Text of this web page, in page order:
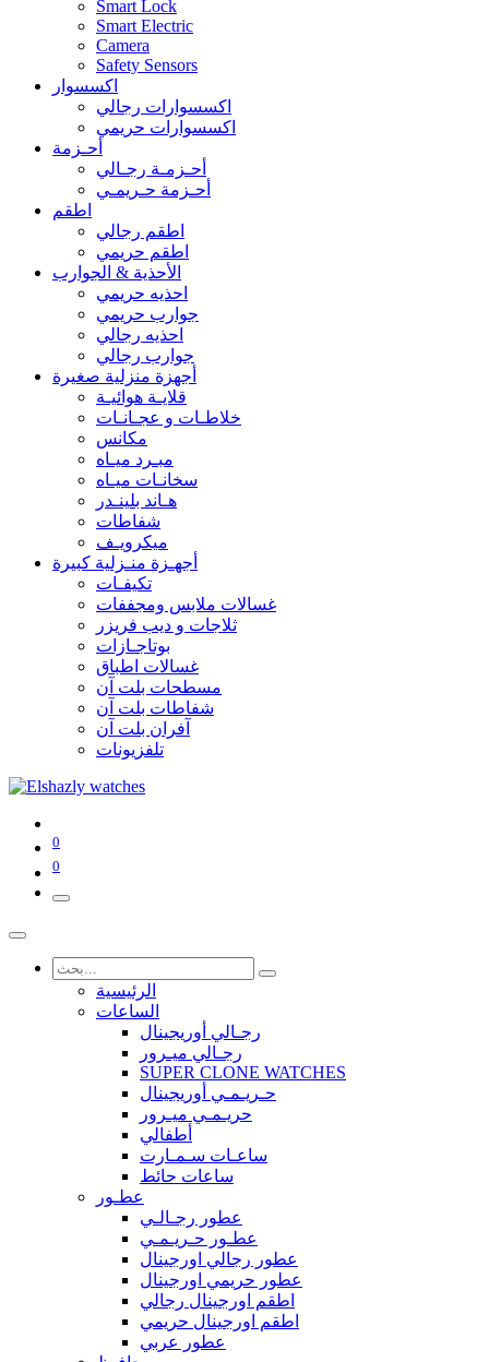
Smart Lock
Smart Electric
Camera
Safety Sensors
اكسسوار
اكسسوارات رجالي
اكسسوارات حريمي
أحـزمة
أحـزمـة رجـالي
أحـزمة حـريمـي
اطقم
اطقم رجالي
اطقم حريمي
الأحذية & الجوارب
احذيه حريمي
جوارب حريمي
احذيه رجالي
جوارب رجالي
أجهزة منزلية صغيرة
قلايـة هوائيـة
خلاطـات و عجـانـات
مكانس
مبـرد ميـاه
سخانـات ميـاه
هـاند بلينـدر
شفاطات
ميكرويـف
أجهـزة منـزلية كبيرة
تكيفـات
غسالات ملابس ومجففات
ثلاجات و ديب فريزر
بوتاجـازات
غسالات اطباق
مسطحات بلت آن
شفاطات بلت آن
آفران بلت آن
تلفزيونات
0
0
الرئيسية
الساعات
رجـالي أوريجينال
رجـالي ميـرور
SUPER CLONE WATCHES
حـريـمـي أوريجينال
حريـمـي ميـرور
أطفالي
ساعـات سـمـارت
ساعات حائط
عطـور
عطور رجـالـي
عطـور حـريـمـي
عطور رجالي اورجينال
عطور حريمي اورجينال
اطقم اورجينال رجالي
اطقم اورجينال حريمي
عطور عربي